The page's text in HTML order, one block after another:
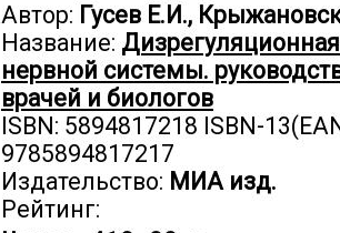
Автор: Гусев Е.И.,
Название:
нервной системы.
врачей и биологов
ISBN: 5894817218 ISBN-
9785894817217
Издательство: МИА изд.
Рейтинг: